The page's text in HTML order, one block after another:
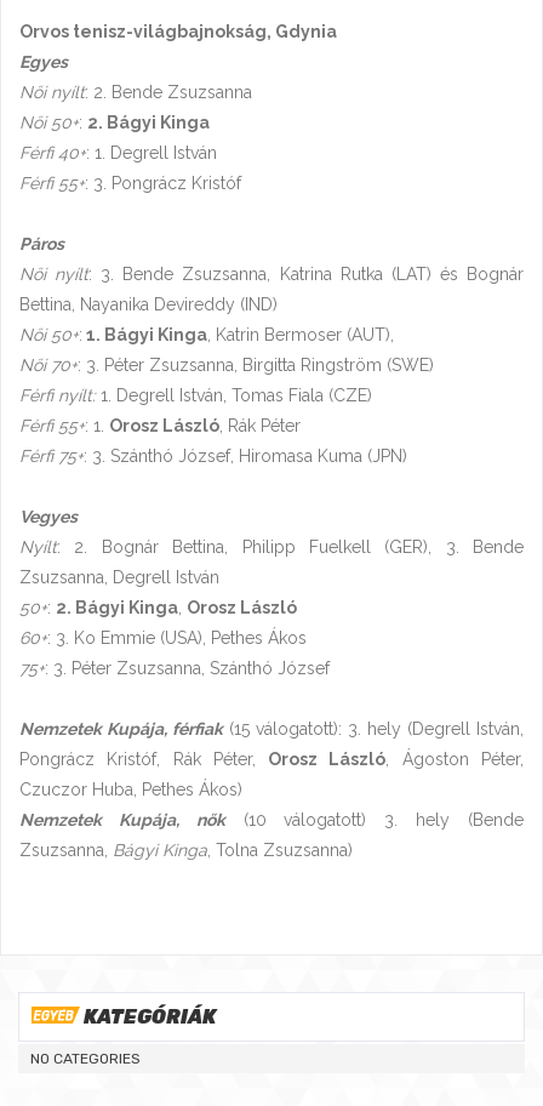
Orvos tenisz-világbajnokság, Gdynia
Egyes
Női nyílt: 2. Bende Zsuzsanna
Női 50+: 2. Bágyi Kinga
Férfi 40+: 1. Degrell István
Férfi 55+: 3. Pongrácz Kristóf
Páros
Női nyílt: 3. Bende Zsuzsanna, Katrina Rutka (LAT) és Bognár
Bettina, Nayanika Devireddy (IND)
Női 50+: 1. Bágyi Kinga , Katrin Bermoser (AUT),
Női 70+: 3. Péter Zsuzsanna, Birgitta Ringström (SWE)
Férfi nyílt:1. Degrell István, Tomas Fiala (CZE)
Férfi 55+: 1. Orosz László , Rák Péter
Férfi 75+: 3. Szánthó József, Hiromasa Kuma (JPN)
Vegyes
Nyílt: 2. Bognár Bettina, Philipp Fuelkell (GER), 3. Bende
Zsuzsanna, Degrell István
50+: 2. Bágyi Kinga Orosz László
60+: 3. Ko Emmie (USA), Pethes Ákos
75+: 3. Péter Zsuzsanna, Szánthó József
Nemzetek Kupája, férfiak (15 válogatott): 3. hely (Degrell István,
Pongrácz Kristóf, Rák Péter, Orosz László , Ágoston Péter,
Czuczor Huba, Pethes Ákos)
Nemzetek Kupája, nők(10 válogatott) 3. hely (Bende
Zsuzsanna, Bágyi Kinga , Tolna Zsuzsanna)
KATEGÓRIÁK
NO CATEGORIES